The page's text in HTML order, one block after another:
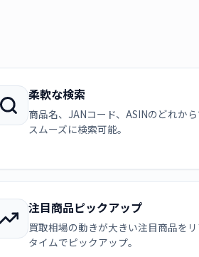
柔軟な検索
商品名、JANコード、ASINのどれから
スムーズに検索可能。
注目商品ピックアップ
買取相場の動きが大きい注目商品を
タイムでピックアップ。